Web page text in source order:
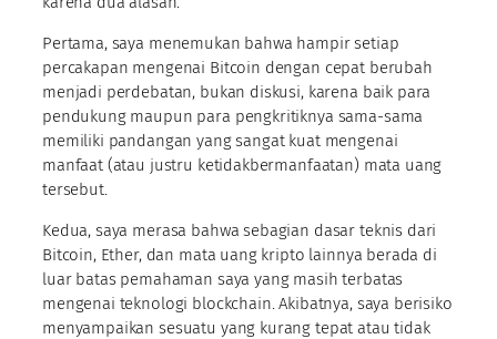
Pertama, saya menemukan bahwa hampir setiap
percakapan mengenai Bitcoin dengan cepat berubah
menjadi perdebatan, bukan diskusi, karena baik para
pendukung maupun para pengkritiknya sama-sama
memiliki pandangan yang sangat kuat mengenai
manfaat (atau justru ketidakbermanfaatan) mata uang
tersebut.
Kedua, saya merasa bahwa sebagian dasar teknis dari
Bitcoin, Ether, dan mata uang kripto lainnya berada di
luar batas pemahaman saya yang masih terbatas
mengenai teknologi blockchain. Akibatnya, saya berisiko
menyampaikan sesuatu yang kurang tepat atau tidak